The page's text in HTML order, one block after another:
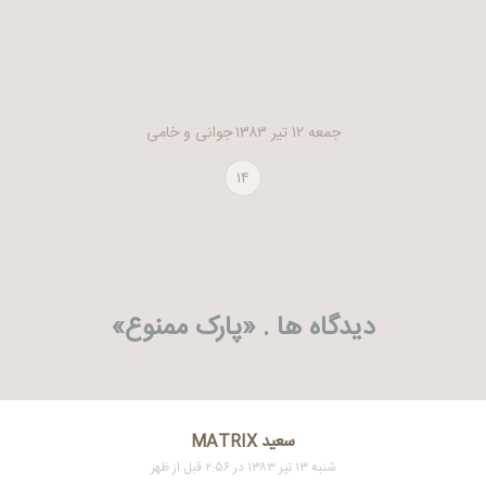
جمعه ۱۲ تیر ۱۳۸۳
جوانی و خامی
۱۴
دیدگاه ها . «پارک ممنوع»
سعید MATRIX
شنبه ۱۳ تیر ۱۳۸۳ در ۲:۵۶ قبل از ظهر